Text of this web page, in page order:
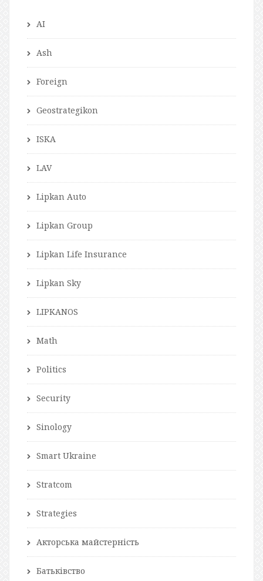
AI
Ash
Foreign
Geostrategikon
ISKA
LAV
Lipkan Auto
Lipkan Group
Lipkan Life Insurance
Lipkan Sky
LIPKANOS
Math
Politics
Security
Sinology
Smart Ukraine
Stratcom
Strategies
Акторська майстерність
Батьківство